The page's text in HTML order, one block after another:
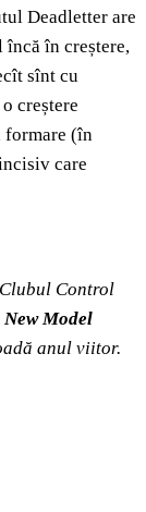
Deadletter are
în creștere,
sînt cu
creștere
formare (în
care
Control
New Model
anul viitor.